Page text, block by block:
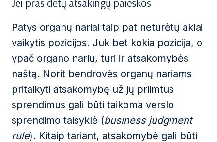
Jei prasidėtų atsakingų paieškos
Patys organų nariai taip pat neturėtų aklai
vaikytis pozicijos. Juk bet kokia pozicija, o
ypač organo narių, turi ir atsakomybės
naštą. Norit bendrovės organų nariams
pritaikyti atsakomybę už jų priimtus
sprendimus gali būti taikoma verslo
sprendimo taisyklė (business judgment
rule). Kitaip tariant, atsakomybė gali būti